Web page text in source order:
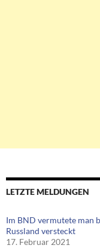
LETZTE MELDUNGEN
Im BND vermutete man
Russland versteckt
17. Februar 2021